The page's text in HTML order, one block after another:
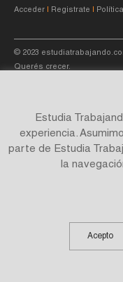
Acceder Registrate
© 2023
Querés crecer.
Estudia
experiencia.
parte de Estudia
la
Acepto